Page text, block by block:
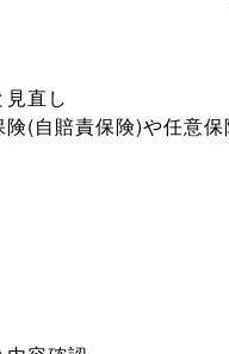
見直し
険(自賠責保険)や任意